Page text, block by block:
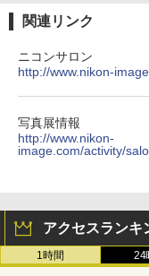
関連リンク
ニコンサロン
http://www.nikon-
写真展情報
http://www.nikon-
image.com/activity/
アクセスランキ
1時間 24